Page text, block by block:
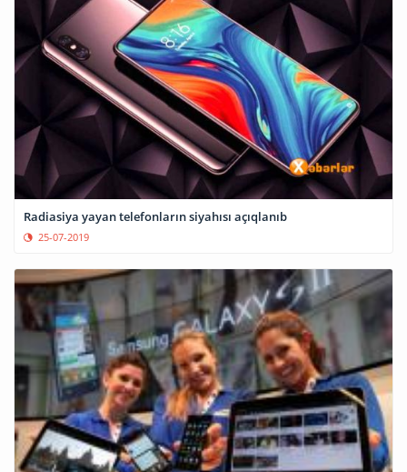
Radiasiya yayan telefonların siyahısı açıqlanıb
25-07-2019